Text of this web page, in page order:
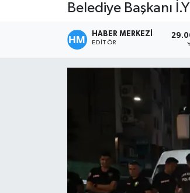
Belediye Başkanı
HABER MERKEZİ
EDITÖR